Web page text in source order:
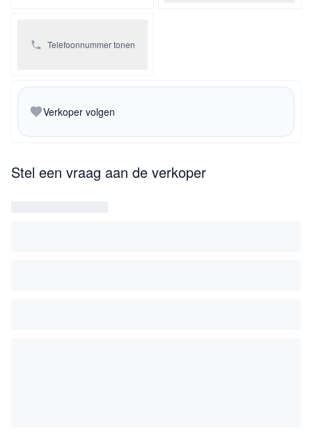
Telefoonnummer tonen
Verkoper volgen
Stel een vraag aan de verkoper